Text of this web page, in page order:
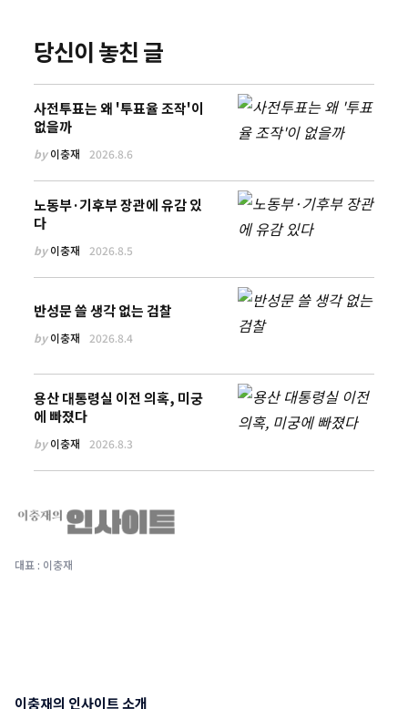
당신이 놓친 글
사전투표는 왜 '투표율 조작'이
없을까
by이충재 2026.8.6
노동부·기후부 장관에 유감 있
다
by이충재 2026.8.5
반성문 쓸 생각 없는 검찰
by이충재 2026.8.4
용산 대통령실 이전 의혹, 미궁
에 빠졌다
by이충재 2026.8.3
대표 : 이충재
이충재의 인사이트 소개